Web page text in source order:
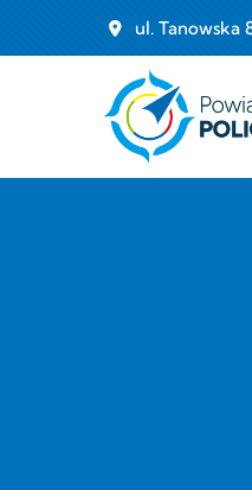
Przejdź do treści
ul. Tanowska